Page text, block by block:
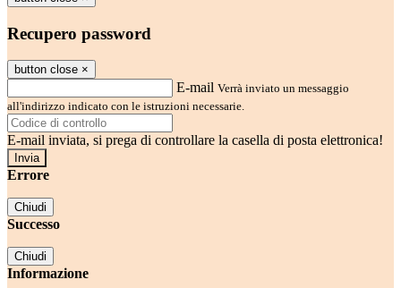
Recupero password
button close ×
E-mail Verrà inviato un messaggio
all'indirizzo indicato con le istruzioni necessarie.
E-mail inviata, si prega di controllare la casella di posta elettronica!
Errore
Chiudi
Successo
Chiudi
Informazione